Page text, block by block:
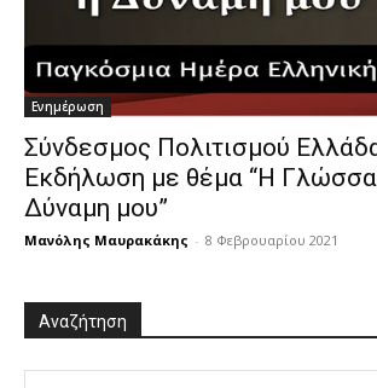
Ενημέρωση
Σύνδεσμος Πολιτισμού
Εκδήλωση με θέμα “Η Γλώσσα
Δύναμη μου”
Μανόλης Μαυρακάκης - 8 Φεβρουαρίου 2021
Αναζήτηση